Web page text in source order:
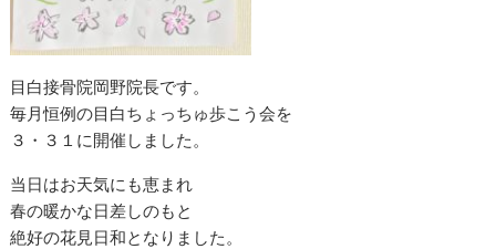
目白接骨院岡野院長です。
毎月恒例の目白ちょっちゅ歩こう会を
３・３１に開催しました。
当日はお天気にも恵まれ
春の暖かな日差しのもと
絶好の花見日和となりました。